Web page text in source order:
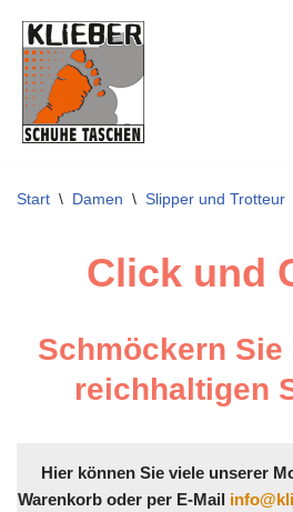
Zum
Inhalt
springen
Start \ Damen \ Slipper und Trotteur
Click und
Schmöckern
reichhaltigen
Hier können Sie viele unserer
Warenkorb oder per E-Mail